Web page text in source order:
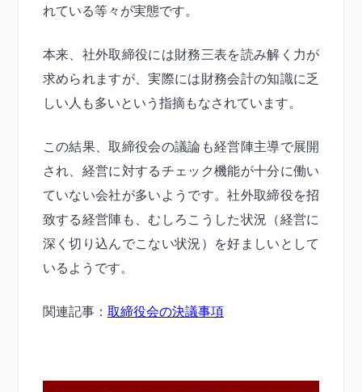
れている等々が実態です。
本来、社外取締役には財務三表を読み解く力が
求められますが、実際には財務会計の知識に乏
しい人も多いという指摘もなされています。
この結果、取締役会の議論も経営陣主導で展開
され、経営に対するチェック機能が十分に働い
ていない会社が多いようです。社外取締役を招
致する経営陣も、むしろこうした状況（経営に
深く切り込んでこない状況）を好ましいとして
いるようです。
関連記事： 取締役会の決議事項